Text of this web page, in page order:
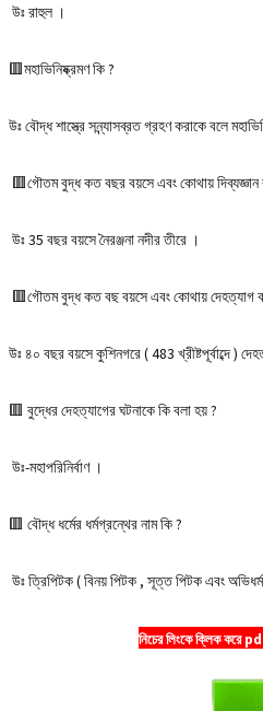
উঃ রাহুল ।
🟥মহাভিনিষ্ক্রমণ কি ?
উঃ বৌদ্ধ শাস্ত্রে সন্ন্যাসব্রত গ্রহণ করাকে বলে
🟥গৌতম বুদ্ধ কত বছর বয়সে এবং কোথায় দিব্যজ্ঞান
উঃ 35 বছর বয়সে নৈরঞ্জনা নদীর তীরে ।
🟥গৌতম বুদ্ধ কত বছ বয়সে এবং কোথায় দেহত্যাগ
উঃ ৪০ বছর বয়সে কুশিনগরে ( 483 খ্রীষ্টপূর্বাব্দে )
🟥 বুদ্ধের দেহত্যাগের ঘটনাকে কি বলা হয় ?
উঃ-মহাপরিনির্বাণ ।
🟥 বৌদ্ধ ধর্মের ধর্মগ্রন্থের নাম কি ?
উঃ ত্রিপিটক ( বিনয় পিটক , সূত্ত পিটক এবং
নিচের লিংকে ক্লিক